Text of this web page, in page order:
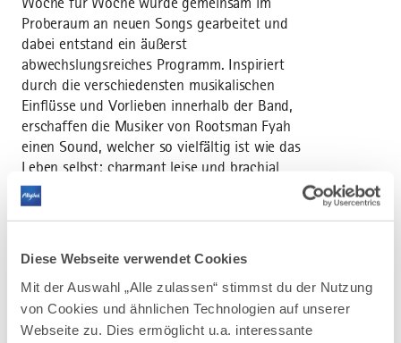
Diese Webseite verwendet Cookies
Mit der Auswahl „Alle zulassen“ stimmst du der Nutzung
von Cookies und ähnlichen Technologien auf unserer
Webseite zu. Dies ermöglicht u.a. interessante
Proberaum an neuen Songs gearbeitet und
dabei entstand ein äußerst
abwechslungsreiches Programm. Inspiriert
durch die verschiedensten musikalischen
Einflüsse und Vorlieben innerhalb der Band,
erschaffen die Musiker von Rootsman Fyah
einen Sound, welcher so vielfältig ist wie das
Leben selbst: charmant leise und brachial
laut, wohltuend melodiös und kreischend
schrill, schwebend und dynamisch - alles
Reggae-Feeling. Bestehend aus zwei Sängern,
Section präsentieren sie Songs aus eigener
Feder und schaffen ein mitreißendes und vor
allem authentisches Konzerterlebnis, das zum